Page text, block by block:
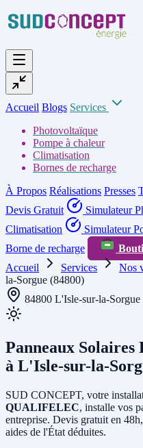
Accueil Blogs Services
Photovoltaïque
Pompe à chaleur
Climatisation
Bornes de recharge
À Propos Réalisations Presses
Devis Gratuit
Simulateur
Climatisation
Simulateur
Borne de recharge
Accueil
Services Nos
la-Sorgue (84800)
84800 L'Isle-sur-la-Sorgue
Panneaux Solaires
à L'Isle-sur-la-
SUD CONCEPT, votre
QUALIFELEC, installe vos
entreprise. Devis gratuit en
aides de l'État déduites.